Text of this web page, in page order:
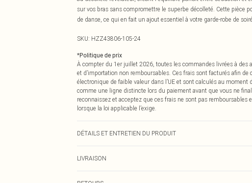
sur vos bras sans compromettre le superbe décolleté. Cette pièce
de danse, ce qui en fait un ajout essentiel à votre garde-robe de
SKU: HZZ43806-105-24
*Politique de prix
À compter du 1er juillet 2026, toutes les commandes livrées à des
et d’importation non remboursables. Ces frais sont facturés afin
électronique de faible valeur dans l’UE et sont calculés au moment
comme une ligne distincte lors du paiement avant que vous ne
reconnaissez et acceptez que ces frais ne sont pas remboursables
lorsque la loi applicable l’exige.
DÉTAILS ET ENTRETIEN DU PRODUIT
LIVRAISON